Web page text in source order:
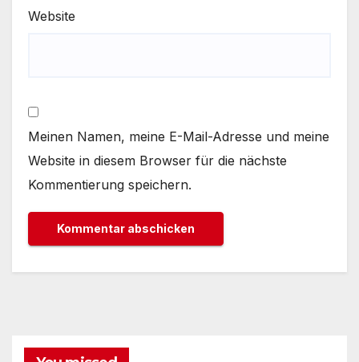
Website
Meinen Namen, meine E-Mail-Adresse und meine
Website in diesem Browser für die nächste
Kommentierung speichern.